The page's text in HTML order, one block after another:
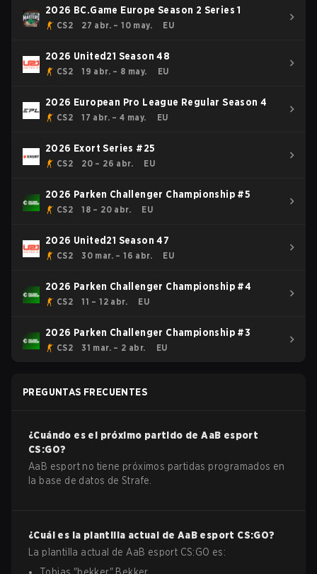
2026 BC.Game Europe Season 2 Series 1
CS2 27 abr. – 10 may. EU
2026 United21 Season 48
CS2 19 abr. – 8 may. EU
2026 European Pro League Regular Season 4
CS2 17 abr. – 4 may. EU
2026 Exort Series #25
CS2 20 – 26 abr. EU
2026 Parken Challenger Championship #5
CS2 18 – 20 abr. EU
2026 United21 Season 47
CS2 30 mar. – 16 abr. EU
2026 Parken Challenger Championship #4
CS2 11 – 12 abr. EU
2026 Parken Challenger Championship #3
CS2 31 mar. – 2 abr. EU
PREGUNTAS FRECUENTES
¿Cuándo es el próximo partido deAaB esport
CS:GO?
AaB esport no tiene próximos partidas programados en
la base de datos de Strafe.
¿Cuál es la plantilla actual de AaB esport CS:GO?
La plantilla actual de AaB esport CS:GO es: